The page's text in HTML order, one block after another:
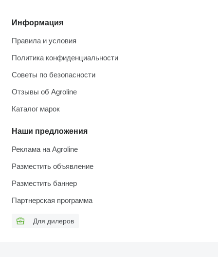
Информация
Правила и условия
Политика конфиденциальности
Советы по безопасности
Отзывы об Agroline
Каталог марок
Наши предложения
Реклама на Agroline
Разместить объявление
Разместить баннер
Партнерская программа
Для дилеров